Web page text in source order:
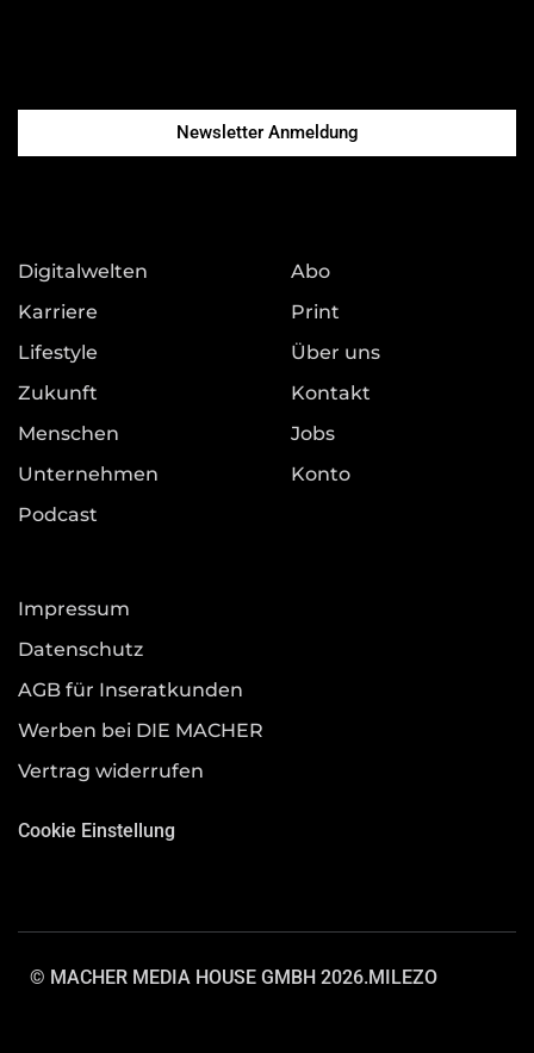
Newsletter Anmeldung
Digitalwelten
Karriere
Lifestyle
Zukunft
Menschen
Unternehmen
Podcast
Abo
Print
Über uns
Kontakt
Jobs
Konto
Impressum
Datenschutz
AGB für Inseratkunden
Werben bei DIE MACHER
Vertrag widerrufen
Cookie Einstellung
© MACHER MEDIA HOUSE GMBH 2026.MILEZO